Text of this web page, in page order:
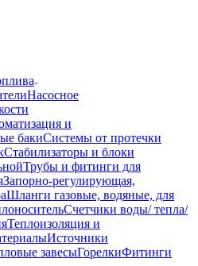
Насосное
и
бакиСистемы от протечки
Стабилизаторы и блоки
Трубы и фитинги для
Запорно-регулирующая,
Шланги газовые, водяные, для
Счетчики воды/ тепла/
Теплоизоляция и
Источники
завесыГорелкиФитинги